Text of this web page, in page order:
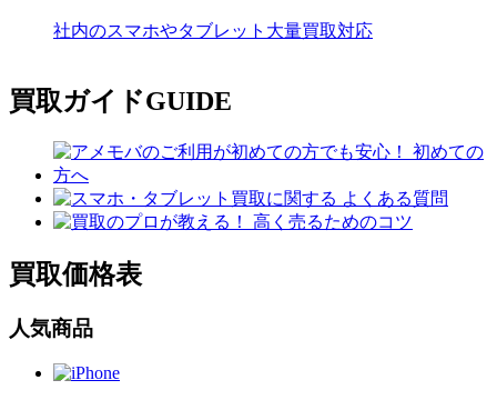
社内のスマホやタブレット大量買取対応
買取ガイドGUIDE
買取価格表
人気商品